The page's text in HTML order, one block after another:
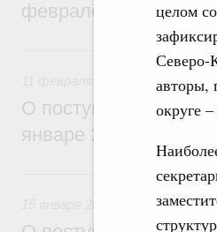
целом
Северо-
авторы,
округе
феврале 2026 года
О поступивших в
январе 2026 года